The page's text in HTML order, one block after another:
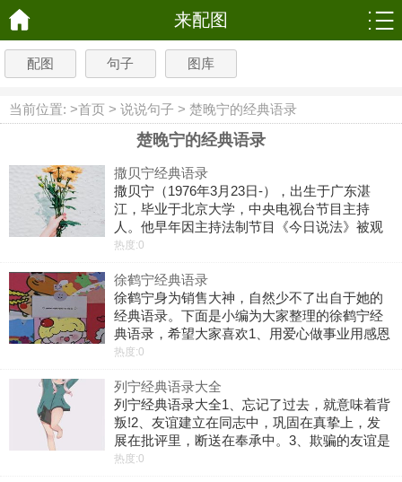
来配图
配图 句子 图库
当前位置: >首页 > 说说句子 > 楚晚宁的经典语录
楚晚宁的经典语录
撒贝宁经典语录
撒贝宁（1976年3月23日-），出生于广东湛
江，毕业于北京大学，中央电视台节目主持
人。他早年因主持法制节目《今日说法》被观
众熟知。1、错过无眠的夜晚。错过寂落的叮
一双蜻蜓的翅膀。错过一缕蚂蚁的浅唱
热度:0
徐鹤宁经典语录
徐鹤宁身为销售大神，自然少不了出自于她的
经典语录。下面是小编为大家整理的徐鹤宁经
典语录，希望大家喜欢1、用爱心做事业用感恩
的心做人。2、做事先做人小企业做事大事业做
人成功不是因为他很会做生意而是因
热度:0
列宁经典语录大全
列宁经典语录大全1、忘记了过去，就意味着背
叛!2、友谊建立在同志中，巩固在真挚上，发
展在批评里，断送在奉承中。3、欺骗的友谊是
痛苦的创伤，虚伪的同情是锐利的毒箭。4、患
热度:0